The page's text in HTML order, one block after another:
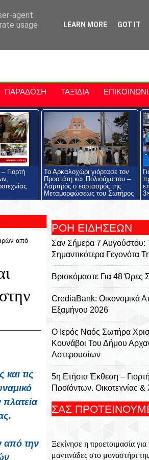
Polis
ΠΑΡΑΔΟΣΗ ΤΑΞΙΔΙΑ
Γιορτή
Το Αρκαλοχώρι γιόρτασε τον
Προστάτη και Πολιούχο του –
Λαμπρός ο εορτασμός της
Μεταμορφώσεως του Σωτήρος
από
τις
από την
ΡΟΗ ΕΙΔΗΣΕΩΝ
Σαν Σήμερα 7 Αυγούστου:
Σημαντικότερα Γεγονότα
Βρισκόμαστε Για 48 Ώρες
CrediaBank: Οικονομικά
Εξαμήνου 2026
Ο Ιερός Ναός Σωτήρα
Κουνάβοι Του Δήμου
Αστερουσίων
5η Ετήσια Έκθεση –
Προϊόντων, Οικοτεχνίας &
Το Αρκαλοχώρι Γιόρτασε
Σωτήρος
ΣΑΣ
Ξεκίνησε η προετοιμασία για
μαντινάδες στο μοναστήρι της
agent
usage
LEARN MORE GOT IT